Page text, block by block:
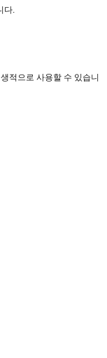
다.
적으로 사용할 수 있습니